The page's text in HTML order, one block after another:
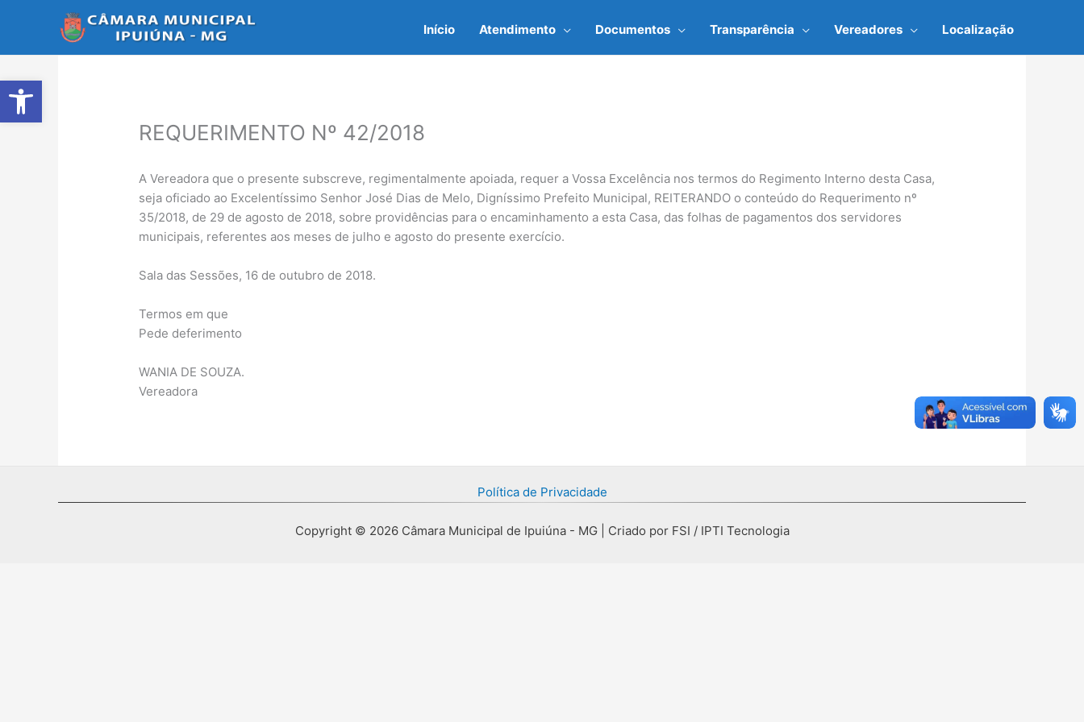
Abrir a barra de ferramentas
Início Atendimento Documentos Transparência Vereadores Localização
REQUERIMENTO Nº 42/2018
A Vereadora que o presente subscreve, regimentalmente apoiada, requer a Vossa Excelência nos termos do Regimento Interno desta Casa,
seja oficiado ao Excelentíssimo Senhor José Dias de Melo, Digníssimo Prefeito Municipal, REITERANDO o conteúdo do Requerimento nº
35/2018, de 29 de agosto de 2018, sobre providências para o encaminhamento a esta Casa, das folhas de pagamentos dos servidores
municipais, referentes aos meses de julho e agosto do presente exercício.
Sala das Sessões, 16 de outubro de 2018.
Termos em que
Pede deferimento
WANIA DE SOUZA.
Vereadora
Política de Privacidade
Copyright © 2026 Câmara Municipal de Ipuiúna - MG | Criado por FSI / IPTI Tecnologia